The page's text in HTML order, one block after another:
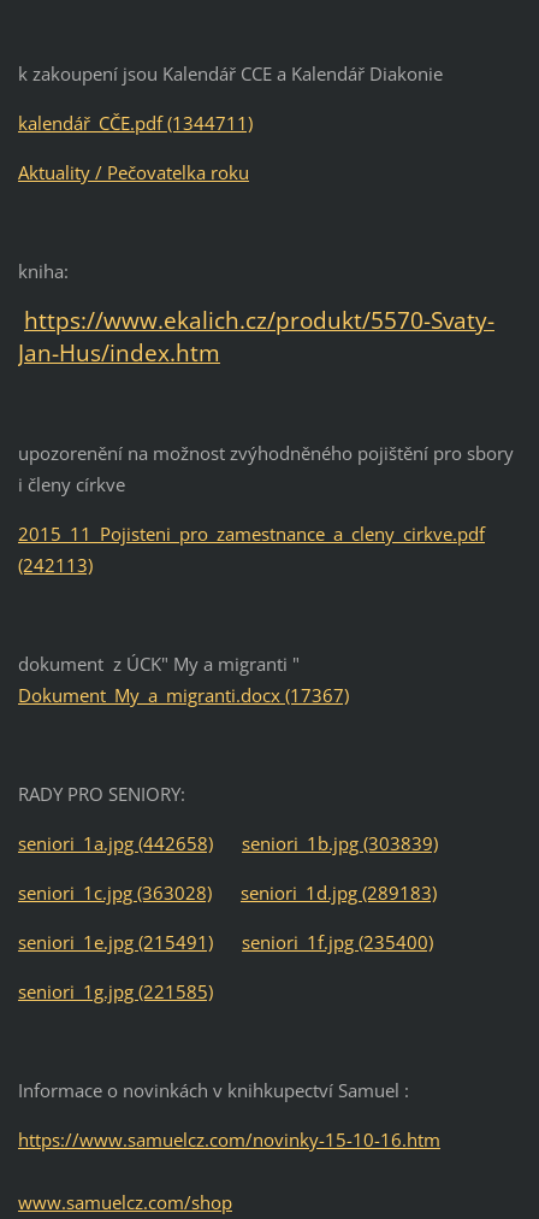
k zakoupení jsou Kalendář CCE a Kalendář Diakonie
kalendář_CČE.pdf (1344711)
Aktuality / Pečovatelka roku
kniha:
https://www.ekalich.cz/produkt/5570-Svaty-
Jan-Hus/index.htm
upozorenění na možnost zvýhodněného pojištění pro sbory
i členy církve
2015_11_Pojisteni_pro_zamestnance_a_cleny_cirkve.pdf
(242113)
dokument z ÚCK" My a migranti "
Dokument_My_a_migranti.docx (17367)
RADY PRO SENIORY:
seniori_1a.jpg (442658) seniori_1b.jpg (303839)
seniori_1c.jpg (363028) seniori_1d.jpg (289183)
seniori_1e.jpg (215491) seniori_1f.jpg (235400)
seniori_1g.jpg (221585)
Informace o novinkách v knihkupectví Samuel :
https://www.samuelcz.com/novinky-15-10-16.htm
www.samuelcz.com/shop